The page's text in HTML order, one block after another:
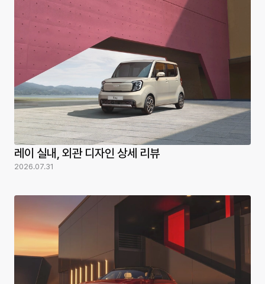
레이 실내, 외관 디자인 상세 리뷰
2026.07.31